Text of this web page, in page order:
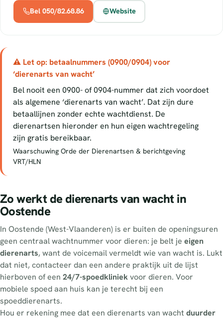
Bel 050/82.68.86 Website
⚠ Let op: betaalnummers (0900/0904) voor
‘dierenarts van wacht’
Bel nooit een 0900- of 0904-nummer dat zich voordoet
als algemene ‘dierenarts van wacht’. Dat zijn dure
betaallijnen zonder echte wachtdienst. De
dierenartsen hieronder en hun eigen wachtregeling
zijn gratis bereikbaar.
Waarschuwing Orde der Dierenartsen & berichtgeving
VRT/HLN
Zo werkt de dierenarts van wacht in
Oostende
In Oostende (West-Vlaanderen) is er buiten de openingsuren
geen centraal wachtnummer voor dieren: je belt je eigen
dierenarts, want de voicemail vermeldt wie van wacht is. Lukt
dat niet, contacteer dan een andere praktijk uit de lijst
hierboven of een 24/7-spoedkliniekvoor dieren. Voor
mobiele spoed aan huis kan je terecht bij een
spoeddierenarts.
Hou er rekening mee dat een dierenarts van wacht duurder